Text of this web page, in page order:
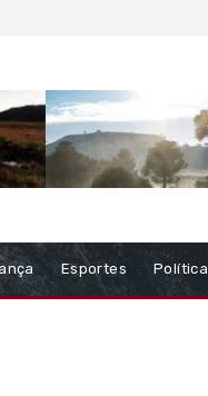
Esportes Política